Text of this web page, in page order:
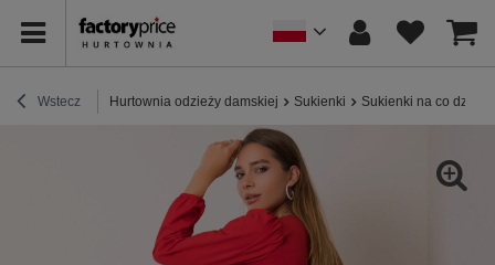
Wstecz Hurtownia odzieży damskiej Sukienki Sukienki na co dzień